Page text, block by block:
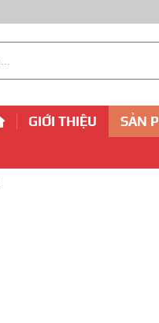
GIỚI THIỆU SẢN